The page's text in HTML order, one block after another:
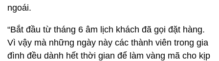
ngoái.
“Bắt đầu từ tháng 6 âm lịch khách đã gọi đặt hàng.
Vì vậy mà những ngày này các thành viên trong gia
đình đều dành hết thời gian để làm vàng mã cho kịp